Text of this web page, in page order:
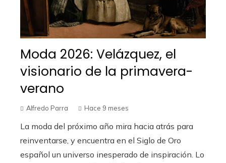
Moda 2026: Velázquez, el
visionario de la primavera-
verano
Alfredo Parra Hace 9 meses
La moda del próximo año mira hacia atrás para
reinventarse, y encuentra en el Siglo de Oro
español un universo inesperado de inspiración. Lo